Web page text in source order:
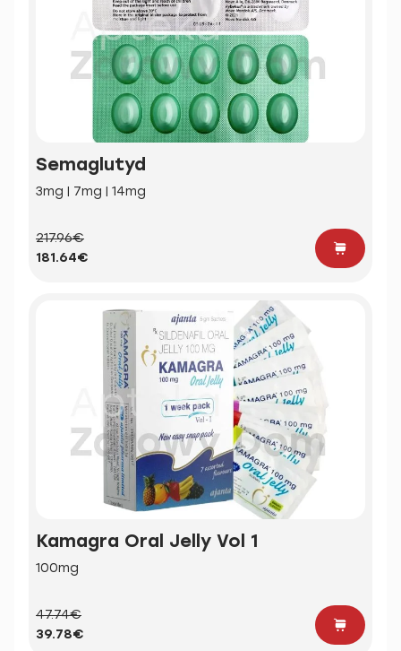
Semaglutyd
3mg | 7mg | 14mg
217.96€
181.64€
Kamagra Oral Jelly Vol 1
100mg
47.74€
39.78€